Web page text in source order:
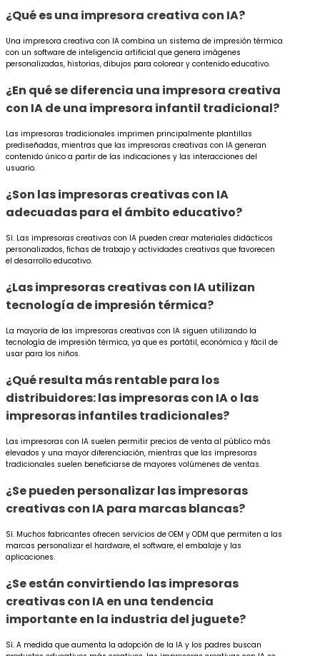
¿Qué es una impresora creativa con IA?
Una impresora creativa con IA combina un sistema de impresión térmica
con un software de inteligencia artificial que genera imágenes
personalizadas, historias, dibujos para colorear y contenido educativo.
¿En qué se diferencia una impresora creativa
con IA de una impresora infantil tradicional?
Las impresoras tradicionales imprimen principalmente plantillas
prediseñadas, mientras que las impresoras creativas con IA generan
contenido único a partir de las indicaciones y las interacciones del
usuario.
¿Son las impresoras creativas con IA
adecuadas para el ámbito educativo?
Sí. Las impresoras creativas con IA pueden crear materiales didácticos
personalizados, fichas de trabajo y actividades creativas que favorecen
el desarrollo educativo.
¿Las impresoras creativas con IA utilizan
tecnología de impresión térmica?
La mayoría de las impresoras creativas con IA siguen utilizando la
tecnología de impresión térmica, ya que es portátil, económica y fácil de
usar para los niños.
¿Qué resulta más rentable para los
distribuidores: las impresoras con IA o las
impresoras infantiles tradicionales?
Las impresoras con IA suelen permitir precios de venta al público más
elevados y una mayor diferenciación, mientras que las impresoras
tradicionales suelen beneficiarse de mayores volúmenes de ventas.
¿Se pueden personalizar las impresoras
creativas con IA para marcas blancas?
Sí. Muchos fabricantes ofrecen servicios de OEM y ODM que permiten a las
marcas personalizar el hardware, el software, el embalaje y las
aplicaciones.
¿Se están convirtiendo las impresoras
creativas con IA en una tendencia
importante en la industria del juguete?
Sí. A medida que aumenta la adopción de la IA y los padres buscan